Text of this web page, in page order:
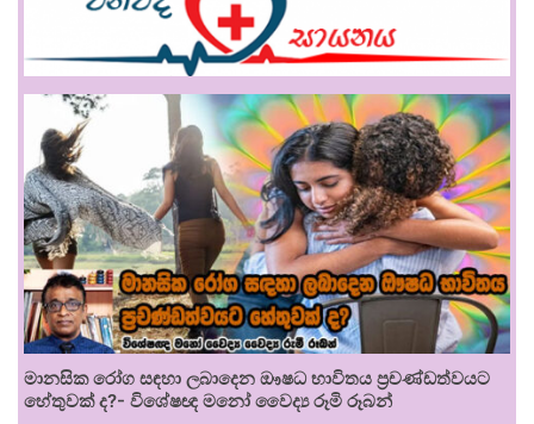
මානසික රෝග සඳහා ලබාදෙන ඖෂධ භාවිතය ප්‍රචණ්ඩත්වයට
හේතුවක් ද?- විශේෂඥ මනෝ වෛද්‍ය රූමි රූබන්